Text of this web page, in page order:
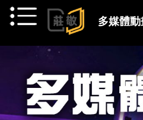
跳到主要內容
多媒體動